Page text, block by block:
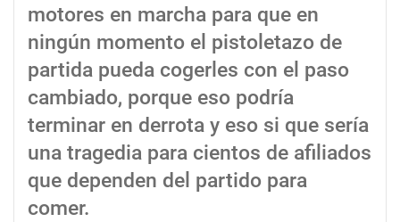
motores en marcha para que en
ningún momento el pistoletazo de
partida pueda cogerles con el paso
cambiado, porque eso podría
terminar en derrota y eso si que sería
una tragedia para cientos de afiliados
que dependen del partido para
comer.